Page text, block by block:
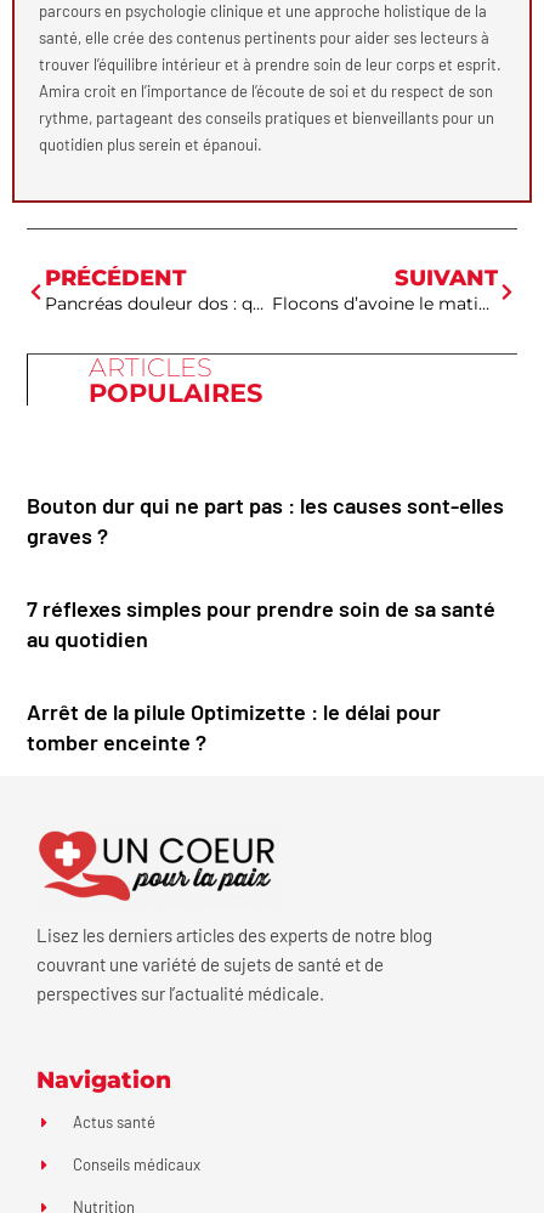
parcours en psychologie clinique et une approche holistique de la
santé, elle crée des contenus pertinents pour aider ses lecteurs à
trouver l’équilibre intérieur et à prendre soin de leur corps et esprit.
Amira croit en l’importance de l’écoute de soi et du respect de son
rythme, partageant des conseils pratiques et bienveillants pour un
quotidien plus serein et épanoui.
PRÉCÉDENT
Pancréas douleur dos : quels sont les signes à ne pas négliger
SUIVANT
Flocons d’avoine le matin : quelle portion choisir pour une énergie optimale
ARTICLES
POPULAIRES
Bouton dur qui ne part pas : les causes sont-elles
graves ?
7 réflexes simples pour prendre soin de sa santé
au quotidien
Arrêt de la pilule Optimizette : le délai pour
tomber enceinte ?
Lisez les derniers articles des experts de notre blog
couvrant une variété de sujets de santé et de
perspectives sur l’actualité médicale.
Navigation
Actus santé
Conseils médicaux
Nutrition